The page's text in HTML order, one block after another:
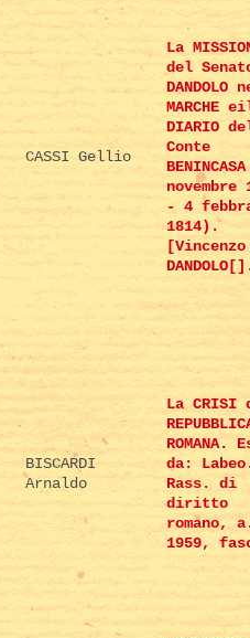
CASSI Gellio
La
del
DANDOLO
MARCHE
DIARIO
Conte
novembre
- 4
1814).
[Vincenzo
BISCARDI
Arnaldo
La CRISI
ROMANA.
da:
Rass. di
diritto
romano,
1959,